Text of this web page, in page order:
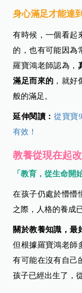
身心滿足才能達
有時候，一個看起
的，也有可能因為
羅寶鴻老師認為，
滿足而來的 ，就
般的滿足。
延伸閱讀：從寶寶
有效！
教養從現在起
「教育，從生命開
在孩子仍處於懵懵
之際，人格的養成
關於教養知識，最
但根據羅寶鴻老師
有可能在沒有自己
孩子已經出生了，